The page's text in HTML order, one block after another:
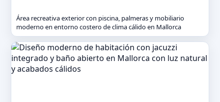
Área recreativa exterior con piscina, palmeras y mobiliario
moderno en entorno costero de clima cálido en Mallorca